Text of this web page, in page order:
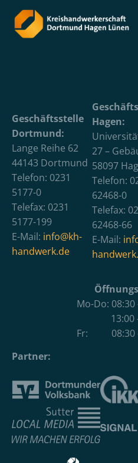
Geschäftsstelle
Dortmund:
Lange Reihe 62
44143 Dortmund
Telefon: 0231
5177-0
Telefax: 0231
5177-199
E-Mail: info@kh-
handwerk.de
Hagen:
27 –
58097
Telefon:
62468-0
Telefax:
62468-66
E-Mail:
Mo-Do:
13:00 –
Fr: 08:30 –
Partner: